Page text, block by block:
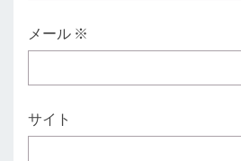
メール ※
サイト